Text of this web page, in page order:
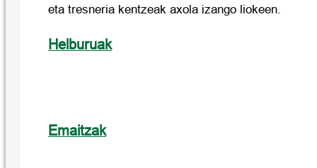
eta tresneria kentzeak axola izango liokeen.
Helburuak
Emaitzak